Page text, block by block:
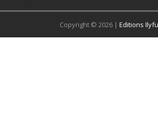
Copyright © 2026 | Editions